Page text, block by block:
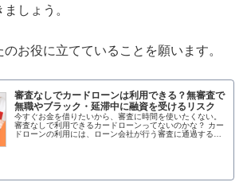
しょう。
お役に立てていることを願います。
審査なしでカードローンは利用できる？無審査で
無職やブラック・延滞中に融資を受けるリスク
今すぐお金を借りたいから、審査に時間を使いたくない。
審査なしで利用できるカードローンってないのかな？ カー
ドローンの利用には、ローン会社が行う審査に通過する必